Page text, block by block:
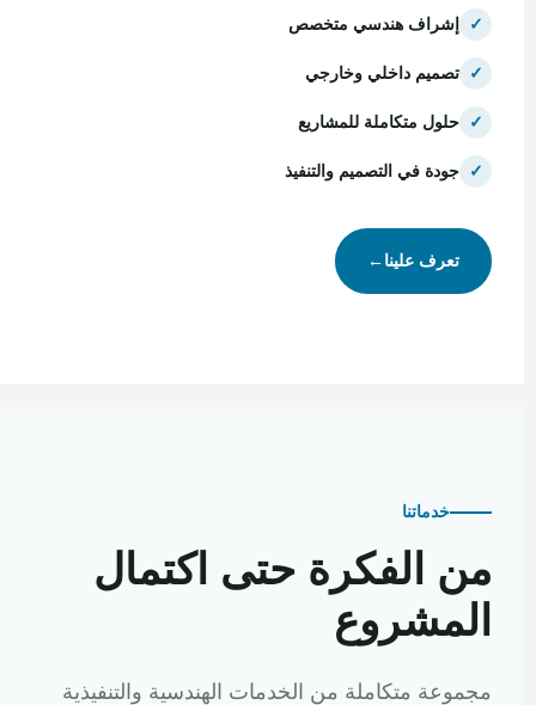
✓ إشراف هندسي متخصص
✓ تصميم داخلي وخارجي
✓ حلول متكاملة للمشاريع
✓ جودة في التصميم والتنفيذ
تعرف علينا←
خدماتنا
من الفكرة حتى اكتمال
المشروع
مجموعة متكاملة من الخدمات الهندسية والتنفيذية